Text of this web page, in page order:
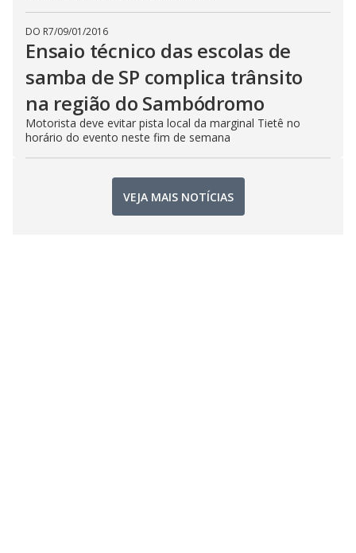
DO R7/09/01/2016
Ensaio técnico das escolas de
samba de SP complica trânsito
na região do Sambódromo
Motorista deve evitar pista local da marginal Tietê no
horário do evento neste fim de semana
VEJA MAIS NOTÍCIAS